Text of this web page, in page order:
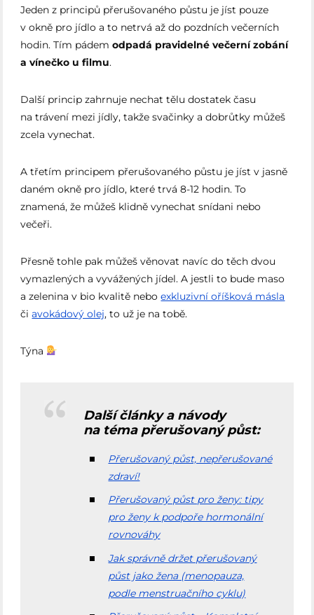
Jeden z principů přerušovaného půstu je jíst pouze
v okně pro jídlo a to netrvá až do pozdních večerních
hodin. Tím pádemodpadá pravidelné večerní zobání
a vínečko u filmu.
Další princip zahrnuje nechat tělu dostatek času
na trávení mezi jídly, takže svačinky a dobrůtky můžeš
zcela vynechat.
A třetím principem přerušovaného půstu je jíst v jasně
daném okně pro jídlo, které trvá 8-12 hodin. To
znamená, že můžeš klidně vynechat snídani nebo
večeři.
Přesně tohle pak můžeš věnovat navíc do těch dvou
vymazlených a vyvážených jídel. A jestli to bude maso
a zelenina v bio kvalitě neboexkluzivní oříšková másla
čiavokádový olej, to už je na tobě.
Týna
Další články a návody
na téma přerušovaný půst:
Přerušovaný půst, nepřerušované
zdraví!
Přerušovaný půst pro ženy: tipy
pro ženy k podpoře hormonální
rovnováhy
Jak správně držet přerušovaný
půst jako žena (menopauza,
podle menstruačního cyklu)